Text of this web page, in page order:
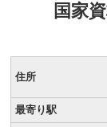
国家
住所
最寄り駅